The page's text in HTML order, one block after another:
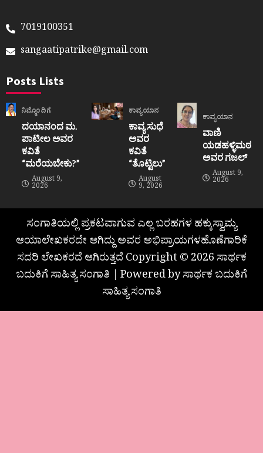
7019100351
sangaatipatrike@gmail.com
Posts Lists
ನಿಮ್ಮೊಂದಿಗೆ
ದಯಾನಂದ ಮ.
ಪಾಟೀಲ ಅವರ
ಕವಿತೆ
“ಮರೆಯಬೇಕು?”
August 9,
2026
ಕಾವ್ಯಯಾನ
ಕಾವ್ಯ ಸುಧೆ
ಅವರ
ಕವಿತೆ
“ತೊಟ್ಟಿಲು”
August
9, 2026
ಕಾವ್ಯಯಾನ
ವಾಣಿ
ಯಡಹಳ್ಳಿಮಠ
ಅವರ ಗಜಲ್
August 9,
2026
ಸಂಗಾತಿಯಲ್ಲಿ ಪ್ರಕಟವಾಗುವ ಎಲ್ಲ ಬರಹಗಳ ಹಕ್ಕುಸ್ವಾಮ್ಯ
ಆಯಾಲೇಖಕರದೇ ಆಗಿದ್ದು ಅವರ ಅಭಿಪ್ರಾಯಗಳಹೊಣೆಗಾರಿಕೆ
ಸದರಿ ಲೇಖಕರದೆ ಆಗಿರುತ್ತದೆ Copyright © 2026 ಸಾರ್ಥಕ
ಬದುಕಿಗೆ ಸಾಹಿತ್ಯ ಸಂಗಾತಿ | Powered by ಸಾರ್ಥಕ ಬದುಕಿಗೆ
ಸಾಹಿತ್ಯ ಸಂಗಾತಿ